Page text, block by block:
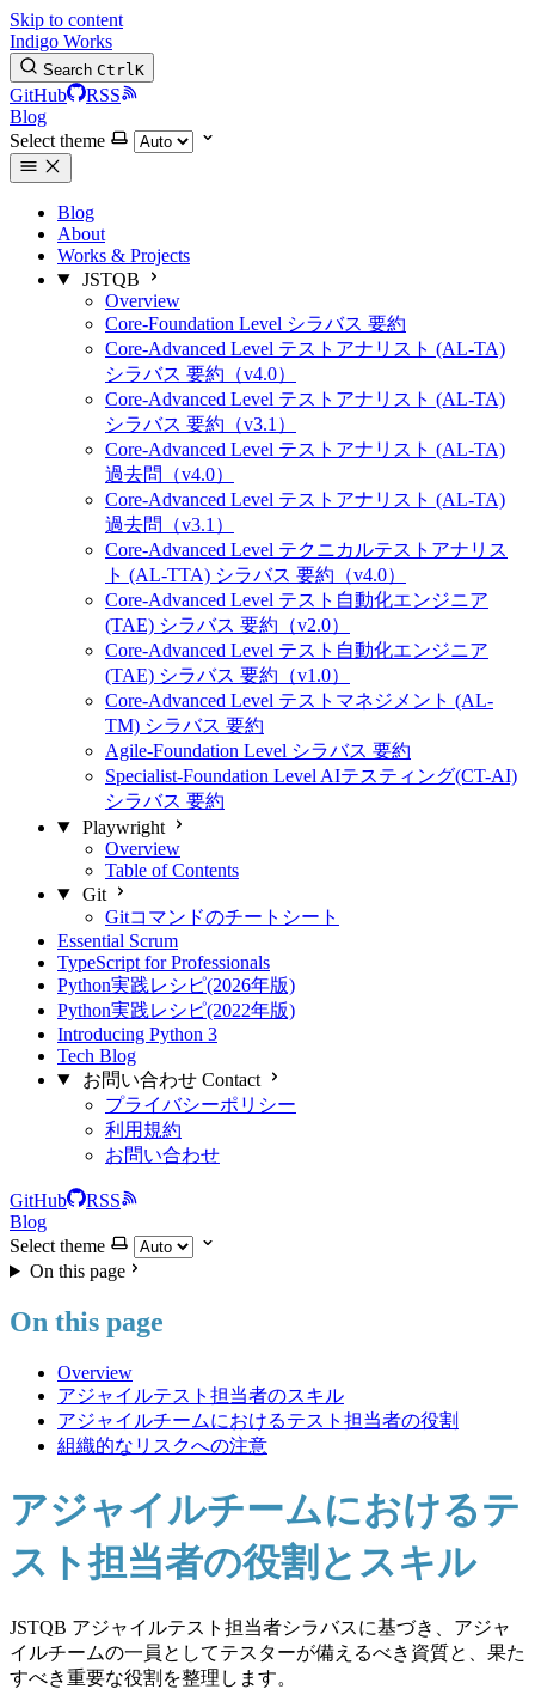
Skip to content
Indigo Works
Search CtrlK
GitHub
RSS
Blog
Select theme
Blog
About
Works & Projects
JSTQB
Overview
Core-Foundation Level シラバス 要約
Core-Advanced Level テストアナリスト (AL-TA)
シラバス 要約（v4.0）
Core-Advanced Level テストアナリスト (AL-TA)
シラバス 要約（v3.1）
Core-Advanced Level テストアナリスト (AL-TA)
過去問（v4.0）
Core-Advanced Level テストアナリスト (AL-TA)
過去問（v3.1）
Core-Advanced Level テクニカルテストアナリス
ト (AL-TTA) シラバス 要約（v4.0）
Core-Advanced Level テスト自動化エンジニア
(TAE) シラバス 要約（v2.0）
Core-Advanced Level テスト自動化エンジニア
(TAE) シラバス 要約（v1.0）
Core-Advanced Level テストマネジメント (AL-
TM) シラバス 要約
Agile-Foundation Level シラバス 要約
Specialist-Foundation Level AIテスティング(CT-AI)
シラバス 要約
Playwright
Overview
Table of Contents
Git
Gitコマンドのチートシート
Essential Scrum
TypeScript for Professionals
Python実践レシピ(2026年版)
Python実践レシピ(2022年版)
Introducing Python 3
Tech Blog
お問い合わせ Contact
プライバシーポリシー
利用規約
お問い合わせ
GitHub
RSS
Blog
Select theme
On this page
On this page
Overview
アジャイルテスト担当者のスキル
アジャイルチームにおけるテスト担当者の役割
組織的なリスクへの注意
アジャイルチームにおけるテ
スト担当者の役割とスキル
JSTQB アジャイルテスト担当者シラバスに基づき、アジャ
イルチームの一員としてテスターが備えるべき資質と、果た
すべき重要な役割を整理します。